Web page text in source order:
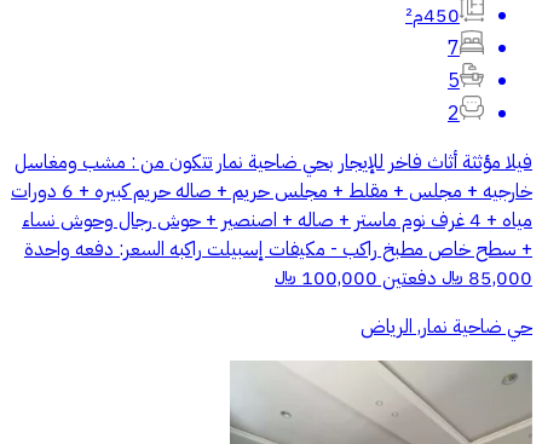
450م²
7
5
2
فيلا مؤثثة أثاث فاخر للإيجار بحي ضاحية نمار تتكون من : مشب ومغاسل
خارجيه + مجلس + مقلط + مجلس حريم + صاله حريم كبيره + 6 دورات
مياه + 4 غرف نوم ماستر + صاله + اصنصير + حوش رجال وحوش نساء
+ سطح خاص مطبخ راكب - مكيفات إسبيلت راكبه السعر: دفعه واحدة
85,000 ﷼ دفعتين 100,000 ﷼
حي ضاحية نمار, الرياض